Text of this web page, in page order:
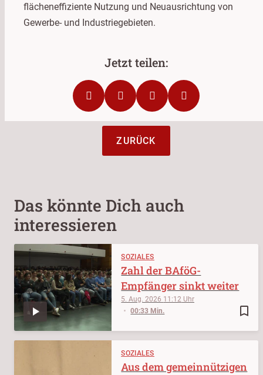
flächeneffiziente Nutzung und Neuausrichtung von
Gewerbe- und Industriegebieten.
ZURÜCK
Das könnte Dich auch
interessieren
SOZIALES
bookmark_border
5. Aug. 2026 11:12
00:33 Min.
Zahl der BAföG-
Empfänger sinkt weiter
SOZIALES
Aus dem gemeinnützigen